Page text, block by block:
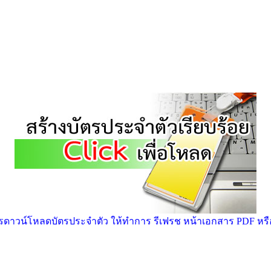
าวน์โหลดบัตรประจำตัว ให้ทำการ รีเฟรช หน้าเอกสาร PDF ห